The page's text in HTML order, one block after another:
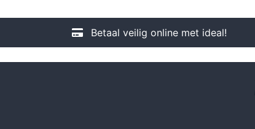
Betaal veilig online met ideal!